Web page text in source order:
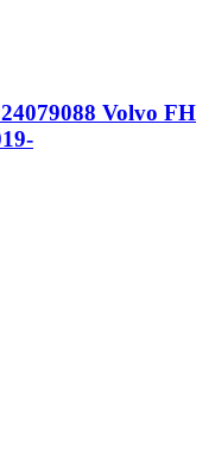
Volvo FH